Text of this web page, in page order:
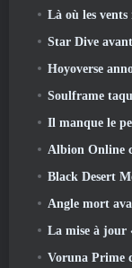
Là où les vents
Star Dive
Hoyoverse
Soulframe
Il manque le personnage
Albion Online célèbre
Black Desert
Angle mort
La mise à jour « The
Voruna Prime de